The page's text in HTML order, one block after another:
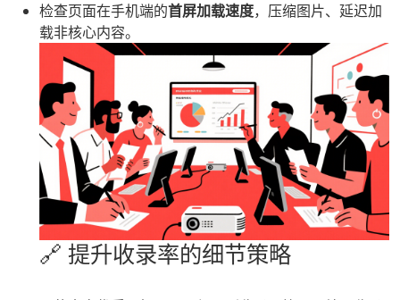
检查页面在手机端的首屏加载速度，压缩图片、延迟加
载非核心内容。
🔗 提升收录率的细节策略